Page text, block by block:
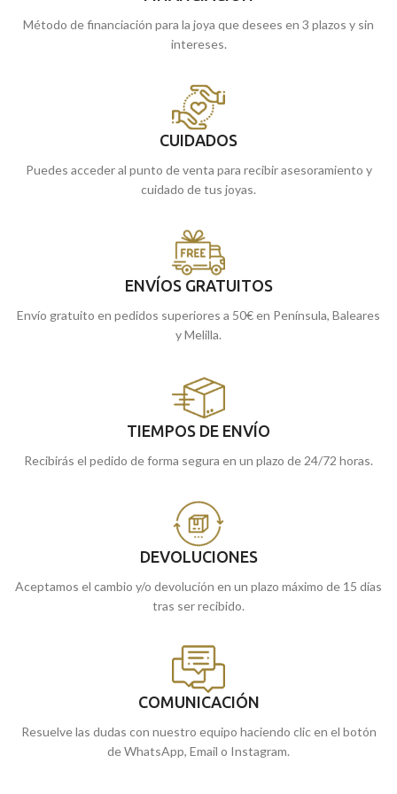
Método de financiación para la joya que desees en 3 plazos y sin
intereses.
CUIDADOS
Puedes acceder al punto de venta para recibir asesoramiento y
cuidado de tus joyas.
ENVÍOS GRATUITOS
Envío gratuito en pedidos superiores a 50€ en Península, Baleares
y Melilla.
TIEMPOS DE ENVÍO
Recibirás el pedido de forma segura en un plazo de 24/72 horas.
DEVOLUCIONES
Aceptamos el cambio y/o devolución en un plazo máximo de 15 días
tras ser recibido.
COMUNICACIÓN
Resuelve las dudas con nuestro equipo haciendo clic en el botón
de WhatsApp, Email o Instagram.